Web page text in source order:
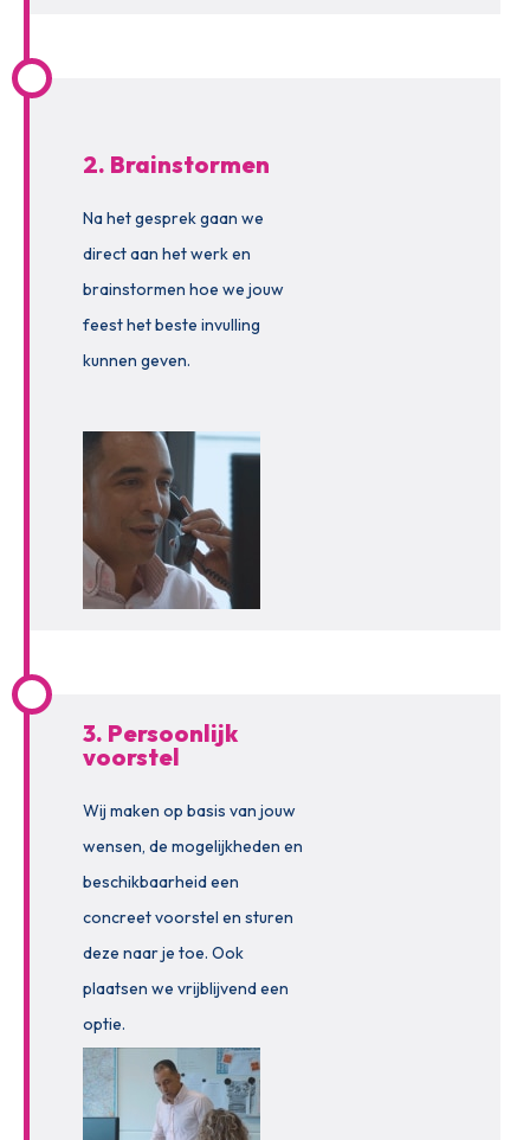
2. Brainstormen
Na het gesprek gaan we
direct aan het werk en
brainstormen hoe we jouw
feest het beste invulling
kunnen geven.
3. Persoonlijk
voorstel
Wij maken op basis van jouw
wensen, de mogelijkheden en
beschikbaarheid een
concreet voorstel en sturen
deze naar je toe. Ook
plaatsen we vrijblijvend een
optie.